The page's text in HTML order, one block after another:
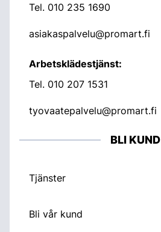
Tel. 010 235 1690
asiakaspalvelu@promart.fi
Arbetsklädestjänst:
Tel. 010 207 1531
tyovaatepalvelu@promart.fi
BLI KUND
Tjänster
Bli vår kund